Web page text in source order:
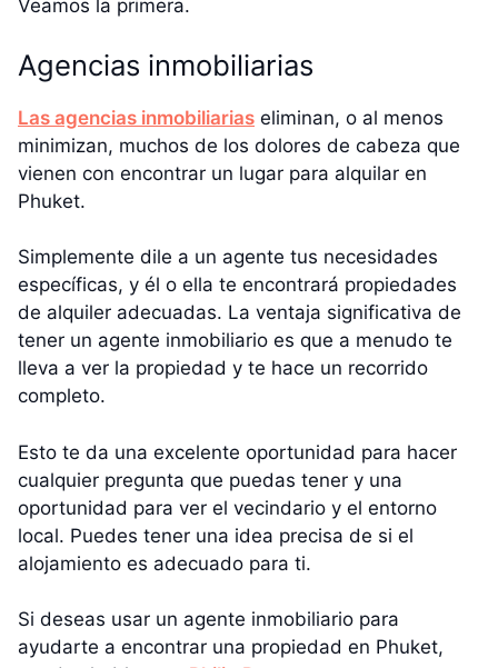
Veamos la primera.
Agencias inmobiliarias
Las agencias inmobiliarias eliminan, o al menos
minimizan, muchos de los dolores de cabeza que
vienen con encontrar un lugar para alquilar en
Phuket.
Simplemente dile a un agente tus necesidades
específicas, y él o ella te encontrará propiedades
de alquiler adecuadas. La ventaja significativa de
tener un agente inmobiliario es que a menudo te
lleva a ver la propiedad y te hace un recorrido
completo.
Esto te da una excelente oportunidad para hacer
cualquier pregunta que puedas tener y una
oportunidad para ver el vecindario y el entorno
local. Puedes tener una idea precisa de si el
alojamiento es adecuado para ti.
Si deseas usar un agente inmobiliario para
ayudarte a encontrar una propiedad en Phuket,